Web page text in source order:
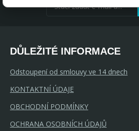
DŮLEŽITÉ INFORMACE
Odstoupení od smlouvy ve 14 dnech
KONTAKTNÍ ÚDAJE
OBCHODNÍ PODMÍNKY
OCHRANA OSOBNÍCH ÚDAJŮ